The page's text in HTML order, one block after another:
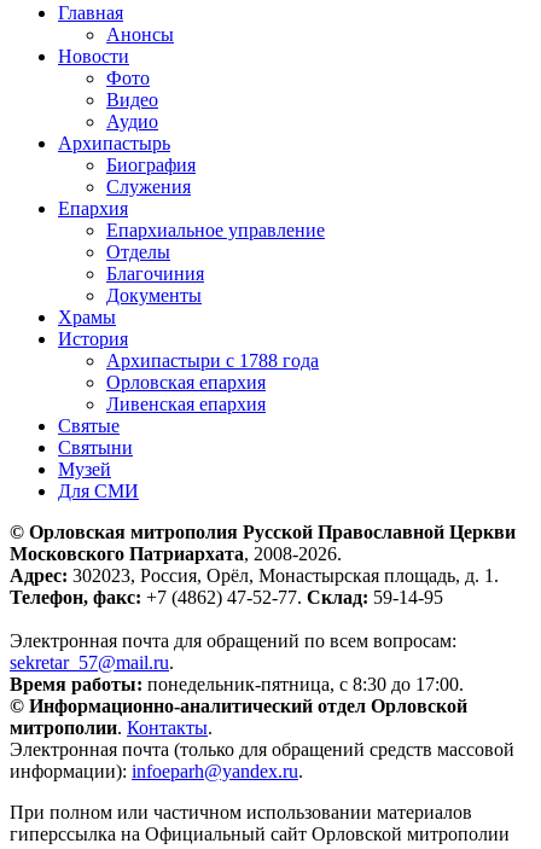
Главная
Анонсы
Новости
Фото
Видео
Аудио
Архипастырь
Биография
Служения
Епархия
Епархиальное управление
Отделы
Благочиния
Документы
Храмы
История
Архипастыри с 1788 года
Орловская епархия
Ливенская епархия
Святые
Святыни
Музей
Для СМИ
© Орловская митрополия Русской Православной Церкви
Московского Патриархата, 2008-2026.
Адрес: 302023, Россия, Орёл, Монастырская площадь, д. 1.
Телефон, факс: +7 (4862) 47-52-77. Склад: 59-14-95
Электронная почта для обращений по всем вопросам:
sekretar_57@mail.ru.
Время работы: понедельник-пятница, с 8:30 до 17:00.
© Информационно-аналитический отдел Орловской
митрополии. Контакты.
Электронная почта (только для обращений средств массовой
информации): infoeparh@yandex.ru.
При полном или частичном использовании материалов
гиперссылка на Официальный сайт Орловской митрополии